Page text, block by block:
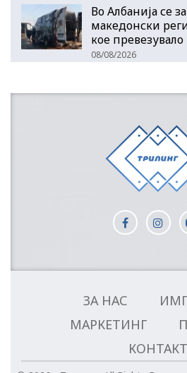
Во Албанија се
македонски
кое
08/08/2026
ЗА НАС
МАРКЕТИНГ
КОНТАКТ